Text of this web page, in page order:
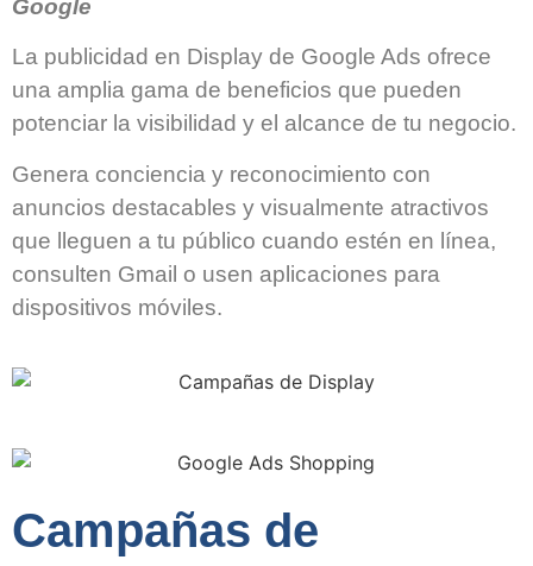
Google
La publicidad en Display de Google Ads ofrece
una amplia gama de beneficios que pueden
potenciar la visibilidad y el alcance de tu negocio.
Genera conciencia y reconocimiento con
anuncios destacables y visualmente atractivos
que lleguen a tu público cuando estén en línea,
consulten Gmail o usen aplicaciones para
dispositivos móviles.
Campañas de